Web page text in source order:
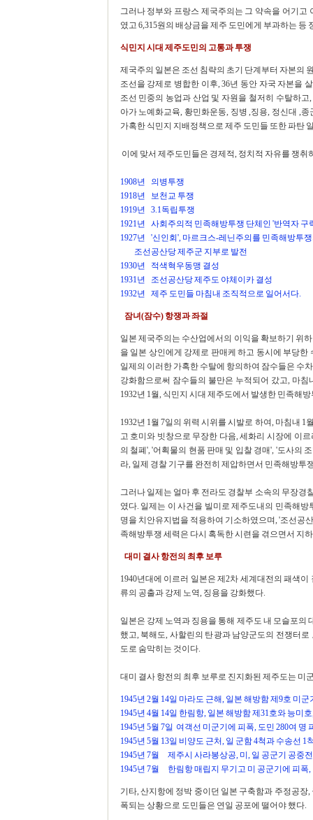
그러나 정부와 프랑스 제국주의는 그 약속을 어기
였고 6,315원의 배상금을 제주 도민에게 부과하는 등
식민지 시대 제주도민의 고통과 투쟁
제국주의 일본은 조선 침략의 초기 단계부터 자본의
조선을 강제로 병합한 이후, 36년 동안 자국 자본을
조선 민중의 농업과 산업 및 자원을 철저히 수탈하
아가 노예화교육, 황민화운동, 징병 ,징용, 정신대 ,
가혹한 식민지 지배정책으로 제주 도민들 또한 파탄
이에 맞서 제주도민들은 경제적, 정치적 자유를 쟁
1908년 의병투쟁
1918년 보천교 투쟁
1919년 3.1독립투쟁
1921년 사회주의적 민족해방투쟁 단체인 '반역자 구
1927년 '신인회', 마르크스-레닌주의를 민족해방투
조선공산당 제주군 지부로 발전
1930년 적색혁우동맹 결성
1931년 조선공산당 제주도 야체이카 결성
1932년 제주 도민들 마침내 조직적으로 일어서다.
잠녀(잠수) 항쟁과 좌절
일본 제국주의는 수산업에서의 이익을 확보하기 위
을 일본 상인에게 강제로 판매케 하고 동시에 부당
일제의 이러한 가혹한 수탈에 항의하여 잠수들은 수
강화함으로써 잠수들의 불만은 누적되어 갔고, 마
1932년 1월, 식민지 시대 제주도에서 발생한 민족해
1932년 1월 7일의 위력 시위를 시발로 하여, 마침내
고 호미와 빗창으로 무장한 다음, 세화리 시장에 이
의 철폐', '어획물의 현품 판매 및 입찰 경매', '도사의
라, 일제 경찰 기구를 완전히 제압하면서 민족해방투
그러나 일제는 얼마 후 전라도 경찰부 소속의 무장경
였다. 일제는 이 사건을 빌미로 제주도내의 민족해
명을 치안유지법을 적용하여 기소하였으며, '조선공
족해방투쟁 세력은 다시 혹독한 시련을 겪으면서 지
대미 결사 항전의 최후 보루
1940년대에 이르러 일본은 제2차 세계대전의 패색
류의 공출과 강제 노역, 징용을 강화했다.
일본은 강제 노역과 징용을 통해 제주도 내 모슬포의
했고, 북해도, 사할린의 탄광과 남양군도의 전쟁터
도로 숨막히는 것이다.
대미 결사 항전의 최후 보루로 진지화된 제주도는 미
1945년 2월 14일 마라도 근해, 일본 해방함 제9호 미군
1945년 4월 14일 한림항, 일본 해방함 제31호와 능미
1945년 5월 7일 여객선 미군기에 피폭, 도민 280여 명
1945년 5월 13일 비양도 근처, 일 군함 4척과 수송선 1
1945년 7월 제주시 사라봉상공, 미, 일 공군기 공중전
1945년 7월 한림항 매립지 무기고 미 공군기에 피폭,
기타, 산지항에 정박 중이던 일본 구축함과 주정공
폭되는 상황으로 도민들은 연일 공포에 떨어야 했다.